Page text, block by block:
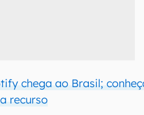
chega ao Brasil;
recurso